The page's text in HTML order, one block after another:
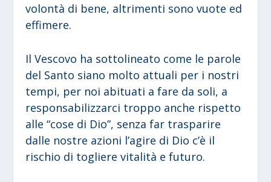
volontà di bene, altrimenti sono vuote ed
effimere.
Il Vescovo ha sottolineato come le parole
del Santo siano molto attuali per i nostri
tempi, per noi abituati a fare da soli, a
responsabilizzarci troppo anche rispetto
alle “cose di Dio”, senza far trasparire
dalle nostre azioni l’agire di Dio c’è il
rischio di togliere vitalità e futuro.